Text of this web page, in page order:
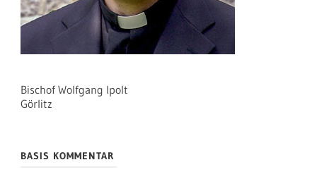
Bischof Wolfgang Ipolt
Görlitz
BASIS KOMMENTAR